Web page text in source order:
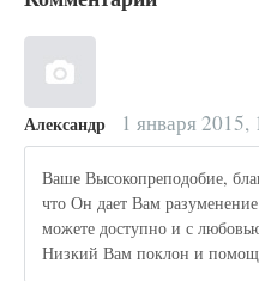
Александр 1 января 2015,
Ваше Высокопреподобие,
что Он дает Вам
можете доступно и с
Низкий Вам поклон и